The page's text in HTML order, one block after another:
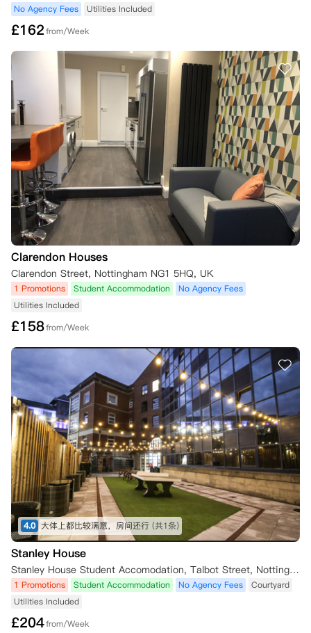
如果您提前退租：
- 房间必须保持清洁、无损坏，并可供他人看房；
5. 未达到规定的学业成绩
本科一年级和研究生一年级学生：
如果您是即将入学的一年级学生，但因未达到入学成绩要求而被大学撤回
录取通知，您可以申请解除租约。
为此，您必须提供：
- 书面取消申请确认函
- UCAS 或您所在大学出具的未录取证明。
这些信息必须在成绩公布后的三个日历日内提供，最迟不得晚于9月1
日。
如果获得批准，您的租赁协议将被取消，预付租金将在30天内退还。
成绩超出预期并被其他大学录取的学生也可根据此条款申请取消租约。
返校生：已完成至少一年学业的学生，​​如果因学业成绩而被大学取消录取
资格，也可申请取消租约。
学生必须在收到大学确认函后的三个日历日内提供相关证明文件。
如申请获批，租约将被取消，预付租金将予以退还。如果租约已生效，您
仍需承担租金支付义务，直至找到新的租客为止。
6. 签证拒签（国际学生）
如果您需要英国学生签证，且在租约开始日期前申请被拒，您可以提交以
下材料申请取消租约：
- 英国签证与移民局出具的拒签确认文件。
这些文件必须在收到拒签决定后的三个日历日内，且在9月20日之前提
交。
如果文件被接受，您的租约将被取消，预付租金将退还给您。
如果您的签证在租约开始后被拒签，您通常需要搬离住所，但仍需承担租
金支付责任，直至找到新的租客或任何适用的法定通知期结束。
7. 特殊或人道主义情况
如果租户遇到严重的个人情况，例如重大的医疗或福利问题，可以根据公
寓方的特殊情况审查流程提出申请。
申请必须以书面形式提交，并附上相应的证明材料，例如：
- 医疗文件
- 来自学生所在大学或支持服务机构的证明。
特殊情况审查小组将对个案进行审查，并将结果通知租户和担保人。
如果申请获得批准，租户仍可能需要支付至少四周的租金或剩余租期的租
金，以较长者为准。审查小组的决定为最终决定。
No Agency Fees
Utilities Included
£162from/Week
Clarendon Houses
Clarendon Street, Nottingham NG1 5HQ, UK
1 Promotions Student Accommodation
No Agency Fees
Utilities Included
£158from/Week
4.0 大体上都比较满意，房间还行 (共1条)
Stanley House
Stanley House Student Accomodation, Talbot Street, Nottingham NG1 5GL, UK
1 Promotions Student Accommodation No Agency Fees
Courtyard
Utilities Included
£204from/Week